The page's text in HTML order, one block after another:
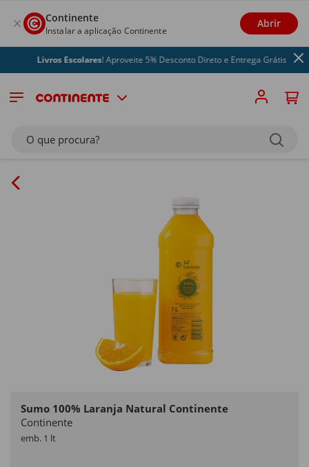
Continente
Instalar a aplicação Continente
Abrir
Livros Escolares! Aproveite 5% Desconto Direto e Entrega Grátis
O que procura?
Sumo 100% Laranja Natural Continente
Continente
emb. 1 lt